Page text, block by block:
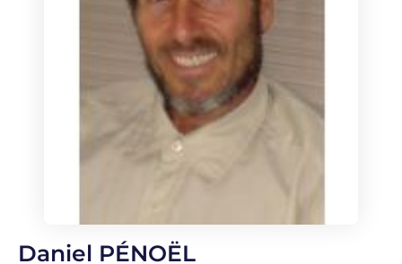
Daniel PÉNOËL